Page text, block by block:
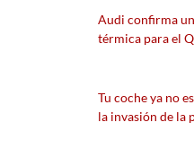
Audi confirma
térmica para el
Tu coche ya no
la invasión de la